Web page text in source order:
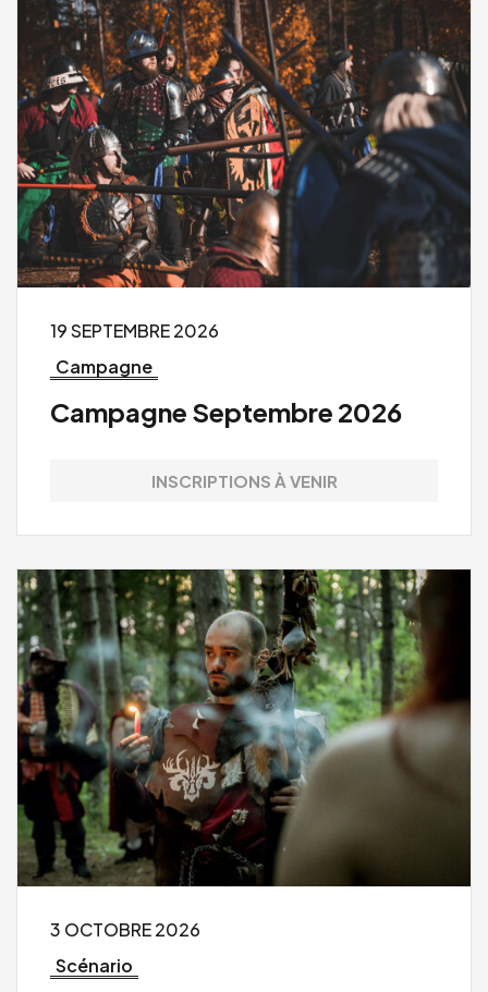
19 SEPTEMBRE 2026
Campagne
Campagne Septembre 2026
INSCRIPTIONS À VENIR
3 OCTOBRE 2026
Scénario